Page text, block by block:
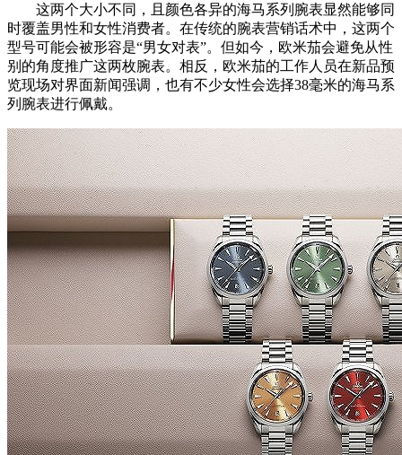
这两个大小不同，且颜色各异的海马系列腕表显然能够同
时覆盖男性和女性消费者。在传统的腕表营销话术中，这两个
型号可能会被形容是“男女对表”。但如今，欧米茄会避免从性
别的角度推广这两枚腕表。相反，欧米茄的工作人员在新品预
览现场对界面新闻强调，也有不少女性会选择38毫米的海马系
列腕表进行佩戴。